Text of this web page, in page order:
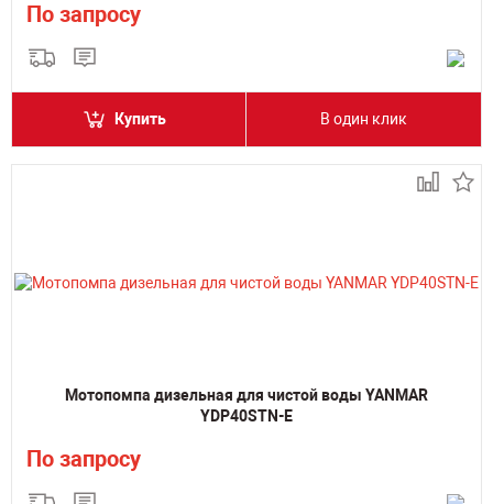
По запросу
Купить В один клик
Мотопомпа дизельная для чистой воды YANMAR
YDP40STN-E
По запросу